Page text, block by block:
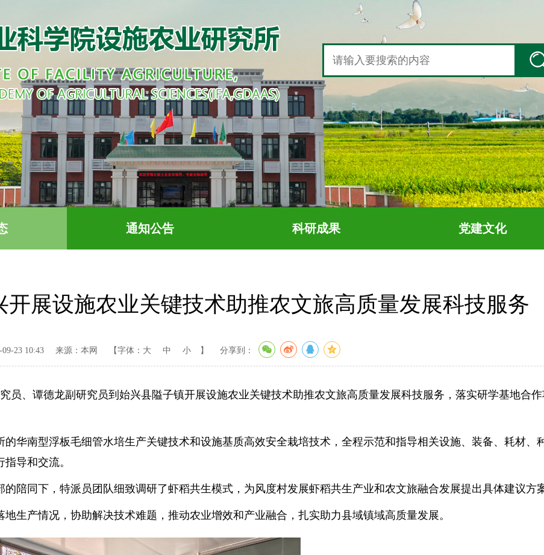
通知公告 科研成果 党建文化
展设施农业关键技术助推农文旅高质量发展科技服务
23 10:43 来源：本网 【字体： 大 中 小 】 分享到：
员、谭德龙副研究员到始兴县隘子镇开展设施农业关键技术助推农文旅高质量发展科技服务，落实研学基地合
华南型浮板毛细管水培生产关键技术和设施基质高效安全栽培技术，全程示范和指导相关设施、装备、耗材、
导和交流。
陪同下，特派员团队细致调研了虾稻共生模式，为风度村发展虾稻共生产业和农文旅融合发展提出具体建议方
生产情况，协助解决技术难题，推动农业增效和产业融合，扎实助力县域镇域高质量发展。